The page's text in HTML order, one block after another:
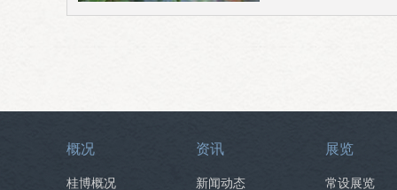
概况
桂博概况
资讯
新闻动态
展览
常设展览